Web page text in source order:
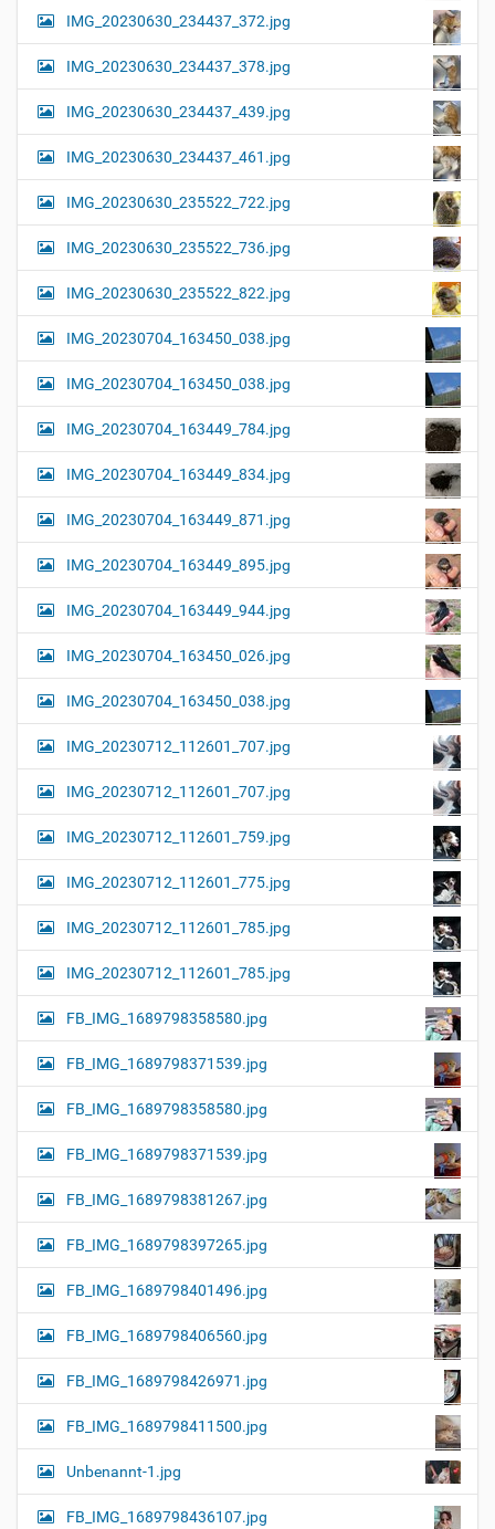
IMG_20230630_234437_372.jpg
IMG_20230630_234437_378.jpg
IMG_20230630_234437_439.jpg
IMG_20230630_234437_461.jpg
IMG_20230630_235522_722.jpg
IMG_20230630_235522_736.jpg
IMG_20230630_235522_822.jpg
IMG_20230704_163450_038.jpg
IMG_20230704_163450_038.jpg
IMG_20230704_163449_784.jpg
IMG_20230704_163449_834.jpg
IMG_20230704_163449_871.jpg
IMG_20230704_163449_895.jpg
IMG_20230704_163449_944.jpg
IMG_20230704_163450_026.jpg
IMG_20230704_163450_038.jpg
IMG_20230712_112601_707.jpg
IMG_20230712_112601_707.jpg
IMG_20230712_112601_759.jpg
IMG_20230712_112601_775.jpg
IMG_20230712_112601_785.jpg
IMG_20230712_112601_785.jpg
FB_IMG_1689798358580.jpg
FB_IMG_1689798371539.jpg
FB_IMG_1689798358580.jpg
FB_IMG_1689798371539.jpg
FB_IMG_1689798381267.jpg
FB_IMG_1689798397265.jpg
FB_IMG_1689798401496.jpg
FB_IMG_1689798406560.jpg
FB_IMG_1689798426971.jpg
FB_IMG_1689798411500.jpg
Unbenannt-1.jpg
FB_IMG_1689798436107.jpg